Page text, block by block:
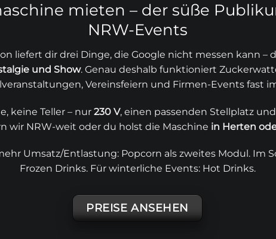
mieten – der süße
NRW-Events
liefert dir drei Dinge, die Google nicht messen kann –
und Show. Genau deshalb funktioniert
Vereinsfeiern und Firmen-Events fast
keine Teller – nur 230 V, einen passenden Stellplatz
wir NRW-weit oder du holst die Maschine in Herten
Umsatz/Entlastung: Popcorn als zweites Modul. Im
Frozen Drinks. Für winterliche Events: Hot Drinks.
PREISE ANSEHEN